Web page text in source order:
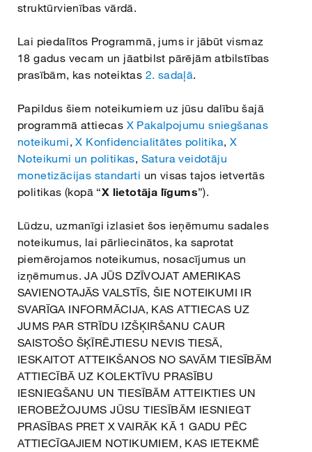
struktūrvienības vārdā.
Lai piedalītos Programmā, jums ir jābūt vismaz
18 gadus vecam un jāatbilst pārējām atbilstības
prasībām, kas noteiktas 2. sadaļā.
Papildus šiem noteikumiem uz jūsu dalību šajā
programmā attiecas X Pakalpojumu sniegšanas
noteikumi,X Konfidencialitātes politika, X
Noteikumi un politikas, Satura veidotāju
monetizācijas standarti un visas tajos ietvertās
politikas (kopā “X lietotāja līgums”).
Lūdzu, uzmanīgi izlasiet šos ieņēmumu sadales
noteikumus, lai pārliecinātos, ka saprotat
piemērojamos noteikumus, nosacījumus un
izņēmumus. JA JŪS DZĪVOJAT AMERIKAS
SAVIENOTAJĀS VALSTĪS, ŠIE NOTEIKUMI IR
SVARĪGA INFORMĀCIJA, KAS ATTIECAS UZ
JUMS PAR STRĪDU IZŠĶIRŠANU CAUR
SAISTOŠO ŠĶĪRĒJTIESU NEVIS TIESĀ,
IESKAITOT ATTEIKŠANOS NO SAVĀM TIESĪBĀM
ATTIECĪBĀ UZ KOLEKTĪVU PRASĪBU
IESNIEGŠANU UN TIESĪBĀM ATTEIKTIES UN
IEROBEŽOJUMS JŪSU TIESĪBĀM IESNIEGT
PRASĪBAS PRET X VAIRĀK KĀ 1 GADU PĒC
ATTIECĪGAJIEM NOTIKUMIEM, KAS IETEKMĒ
Norsk
Polski
Română
Български
Dansk
Eesti
Suomi
Gaeilge